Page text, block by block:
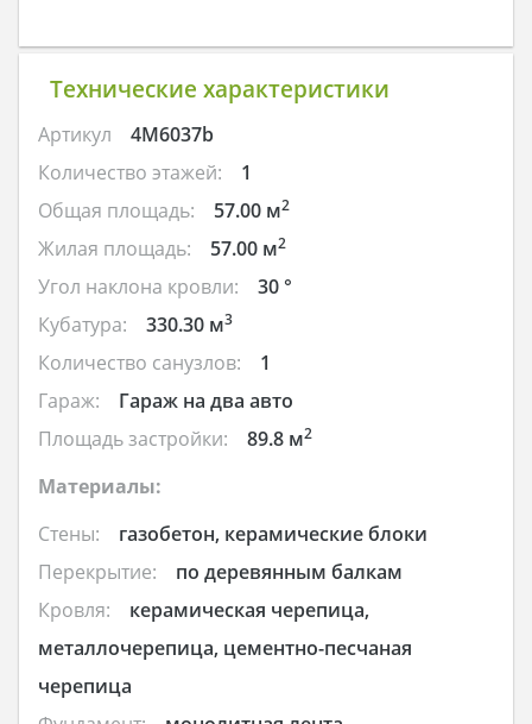
Технические характеристики
Артикул
4M6037b
Количество этажей:
1
Общая площадь:
57.00 м2
Жилая площадь: 57.00 м2
Угол наклона кровли:
30 °
Кубатура:
330.30 м3
Количество санузлов:
1
Гараж:
Гараж на два авто
Площадь застройки:
89.8 м2
Материалы:
Стены:
газобетон, керамические блоки
Перекрытие:
по деревянным балкам
Кровля:
керамическая черепица,
металлочерепица, цементно-песчаная
черепица